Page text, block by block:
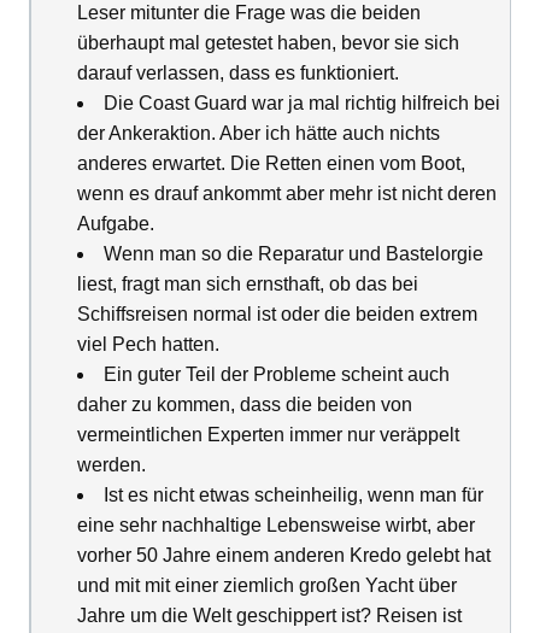
Leser mitunter die Frage was die beiden
überhaupt mal getestet haben, bevor sie sich
darauf verlassen, dass es funktioniert.
Die Coast Guard war ja mal richtig hilfreich bei
der Ankeraktion. Aber ich hätte auch nichts
anderes erwartet. Die Retten einen vom Boot,
wenn es drauf ankommt aber mehr ist nicht deren
Aufgabe.
Wenn man so die Reparatur und Bastelorgie
liest, fragt man sich ernsthaft, ob das bei
Schiffsreisen normal ist oder die beiden extrem
viel Pech hatten.
Ein guter Teil der Probleme scheint auch
daher zu kommen, dass die beiden von
vermeintlichen Experten immer nur veräppelt
werden.
Ist es nicht etwas scheinheilig, wenn man für
eine sehr nachhaltige Lebensweise wirbt, aber
vorher 50 Jahre einem anderen Kredo gelebt hat
und mit mit einer ziemlich großen Yacht über
Jahre um die Welt geschippert ist? Reisen ist